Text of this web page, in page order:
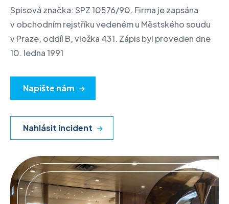
Spisová značka: SPZ 10576/90. Firma je zapsána
v obchodním rejstříku vedeném u Městského soudu
v Praze, oddíl B, vložka 431. Zápis byl proveden dne
10. ledna 1991
Napište nám
Nahlásit incident